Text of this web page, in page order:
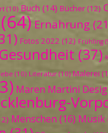
(10) Buch (14) Bücher (12)
(64) Ernährung
Fotos 2022 (12) Frühling
Gesundheit (37)
(10) Literatur (10) Malerei
Maren Martini
Menschen (16) Musik